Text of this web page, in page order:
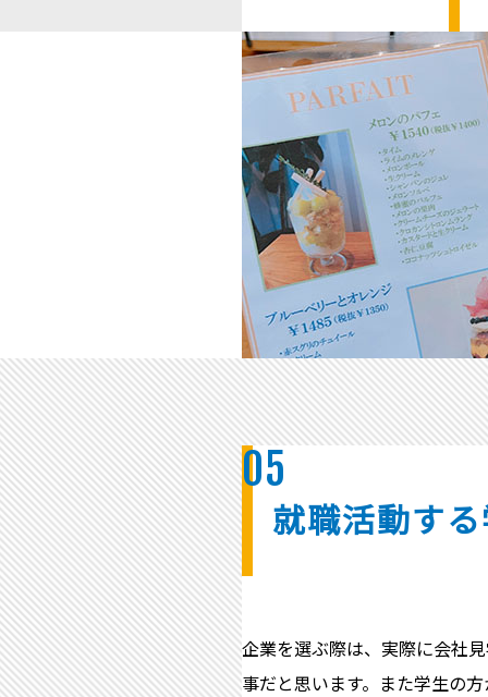
05
就職活動す
企業を選ぶ際は、実際に会社
事だと思います。また学生の